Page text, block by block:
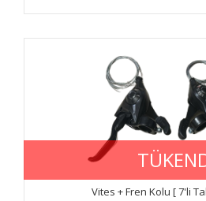
Vites + Fren Kolu [ 7'li